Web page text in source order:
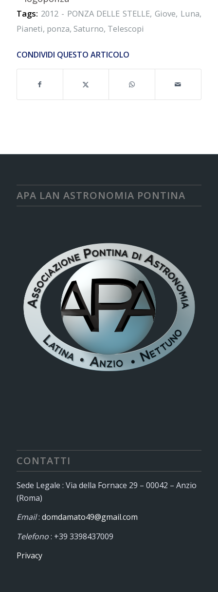
Tags: 2012 - PONZA DELLE STELLE,Giove, Luna,
Pianeti, ponza, Saturno, Telescopi
CONDIVIDI QUESTO ARTICOLO
APA LAN ASTRONOMIA PONTINA
CONTATTI
Sede Legale : Via della Fornace 29 – 00042 – Anzio
(Roma)
Email: domdamato49@gmail.com
Telefono: +39 3398437009
Privacy